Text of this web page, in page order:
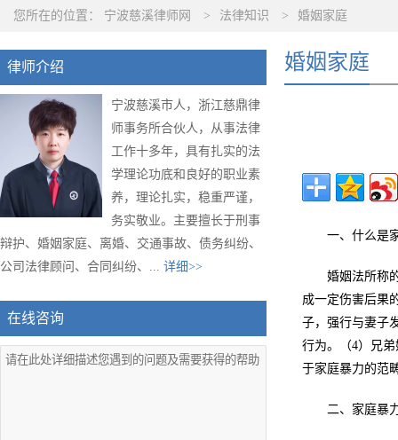
您所在的位置： 宁波慈溪律师网 > 法律知识 > 婚姻家庭
律师介绍
宁波慈溪市人，浙江慈鼎律
师事务所合伙人，从事法律
工作十多年，具有扎实的法
学理论功底和良好的职业素
养，理论扎实，稳重严谨，
务实敬业。主要擅长于刑事
辩护、婚姻家庭、离婚、交通事故、债务纠纷、
公司法律顾问、合同纠纷、... 详细>>
在线咨询
婚姻家庭
一、什么是
婚姻法所称
成一定伤害后果
子，强行与妻子
行为。（4）兄
于家庭暴力的范
二、家庭暴